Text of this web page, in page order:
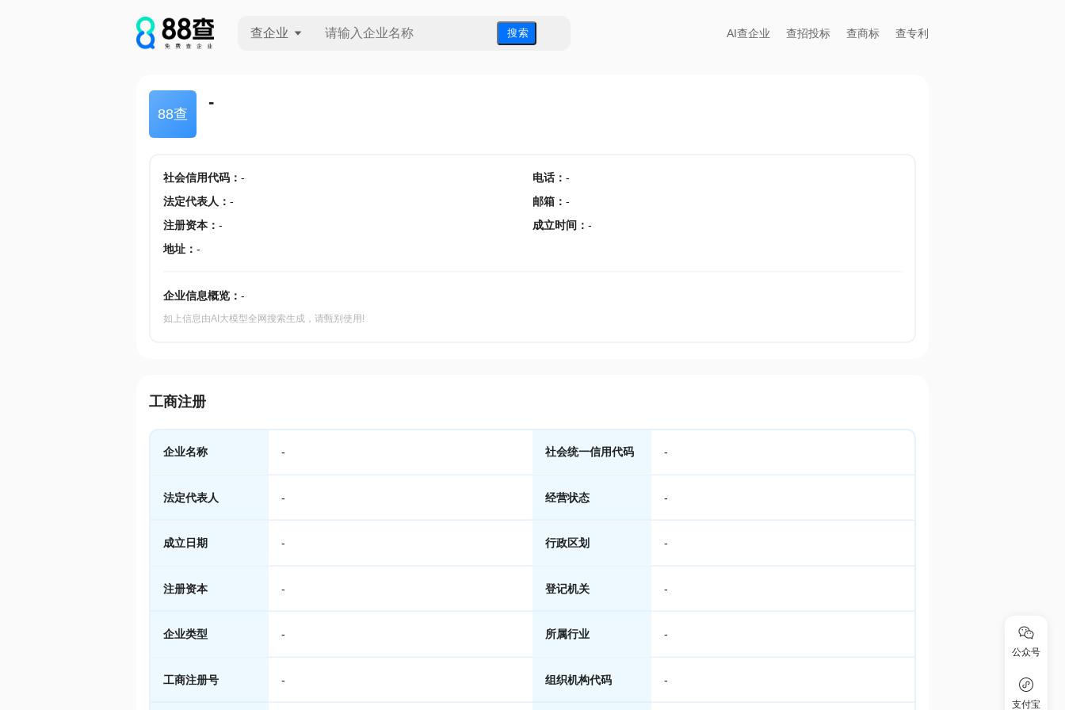
查企业 搜 索 AI查企业 查招投标 查商标 查专利
88查
-
社会信用代码： - 电话： -
法定代表人 ： - 邮箱 ： -
注册资本： - 成立时间 ： -
地址： -
企业信息概览： -
如上信息由AI大模型全网搜索生成，请甄别使用!
工商注册
企业名称 - 社会统一信用代码 -
法定代表人 - 经营状态 -
成立日期 - 行政区划 -
注册资本 - 登记机关 -
企业类型 - 所属行业 -
工商注册号 - 组织机构代码 -
公众号
支付宝